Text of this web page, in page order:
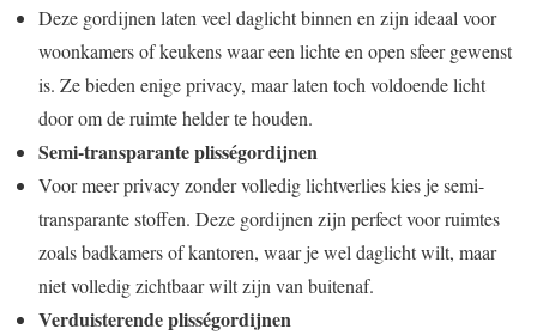
Deze gordijnen laten veel daglicht binnen en zijn ideaal voor
woonkamers of keukens waar een lichte en open sfeer gewenst
is. Ze bieden enige privacy, maar laten toch voldoende licht
door om de ruimte helder te houden.
Semi-transparante plisségordijnen
Voor meer privacy zonder volledig lichtverlies kies je semi-
transparante stoffen. Deze gordijnen zijn perfect voor ruimtes
zoals badkamers of kantoren, waar je wel daglicht wilt, maar
niet volledig zichtbaar wilt zijn van buitenaf.
Verduisterende plisségordijnen